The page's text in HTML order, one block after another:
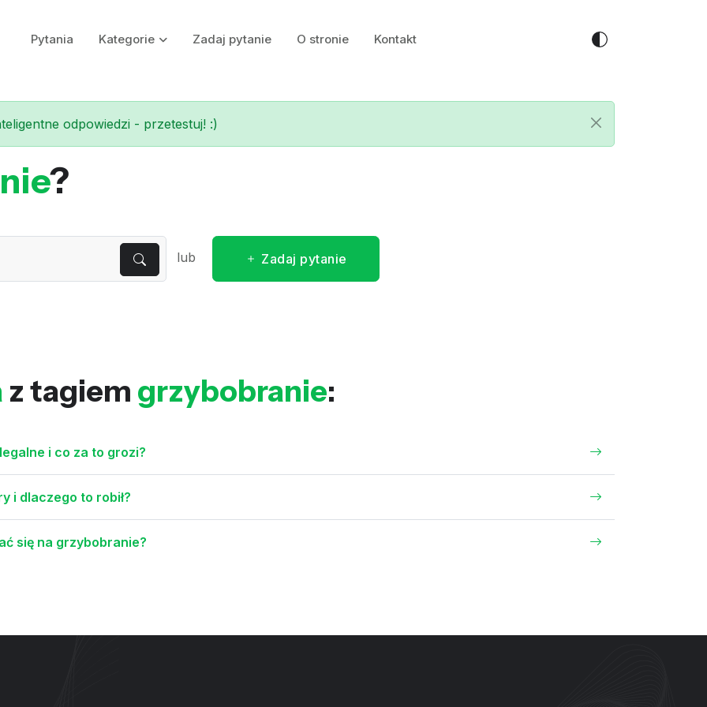
Pytania Kategorie Zadaj pytanie O stronie Kontakt
odpowiedzi - przetestuj! :)
?
lub Zadaj pytanie
z tagiem grzybobranie:
i co za to grozi?
i dlaczego to robił?
się na grzybobranie?